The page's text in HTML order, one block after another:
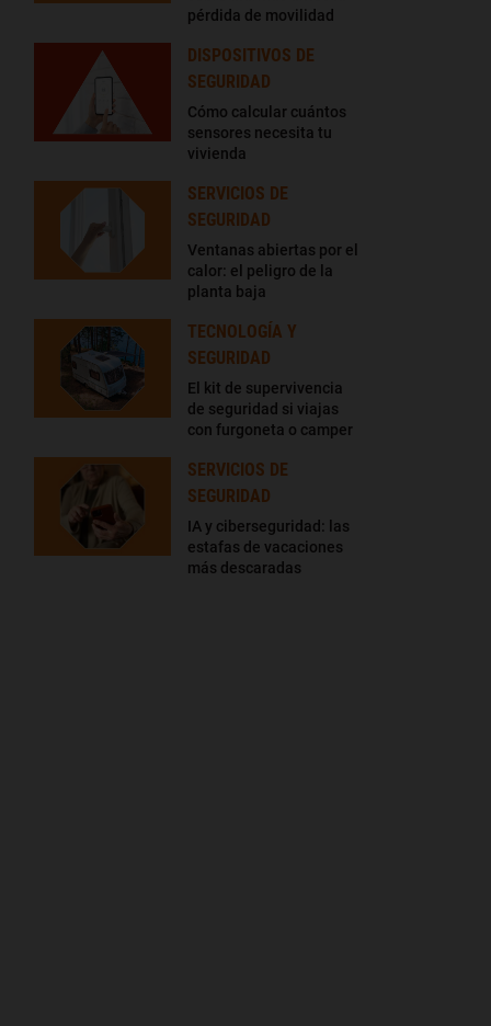
pérdida de movilidad
DISPOSITIVOS DE
SEGURIDAD
Cómo calcular cuántos
sensores necesita tu
vivienda
SERVICIOS DE
SEGURIDAD
Ventanas abiertas por el
calor: el peligro de la
planta baja
TECNOLOGÍA Y
SEGURIDAD
El kit de supervivencia
de seguridad si viajas
con furgoneta o camper
SERVICIOS DE
SEGURIDAD
IA y ciberseguridad: las
estafas de vacaciones
más descaradas